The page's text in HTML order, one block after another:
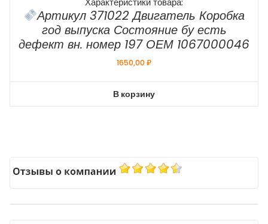
Артикул 371022 Двигатель Коробка
год выпуска Состояние бу есть
дефект вн. номер 197 ОЕМ 1067000046
1650,00₽
В корзину